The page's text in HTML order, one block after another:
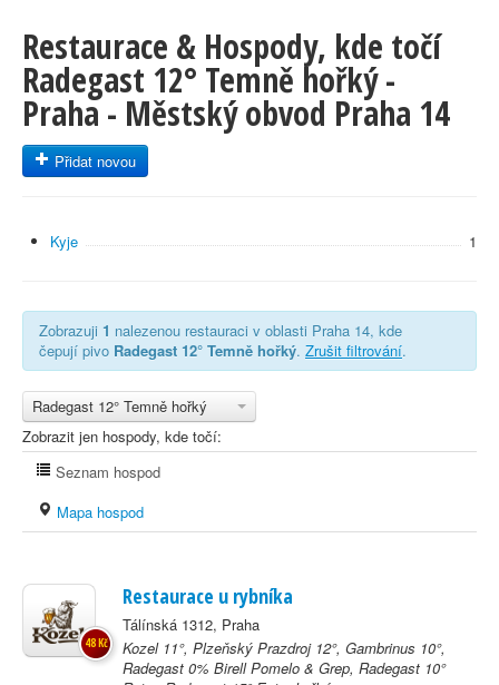
Restaurace & Hospody, kde točí
Radegast 12° Temně hořký -
Praha - Městský obvod Praha 14
Přidat novou
Kyje 1
Zobrazuji 1 nalezenou restauraci v oblasti Praha 14, kde
čepují pivo Radegast 12° Temně hořký. Zrušit filtrování.
Radegast 12° Temně hořký
Zobrazit jen hospody, kde točí:
Seznam hospod
Mapa hospod
Restaurace u rybníka
Tálínská 1312, Praha
Kozel 11°, Plzeňský Prazdroj 12°, Gambrinus 10°,
Radegast 0% Birell Pomelo & Grep, Radegast 10°
48 Kč